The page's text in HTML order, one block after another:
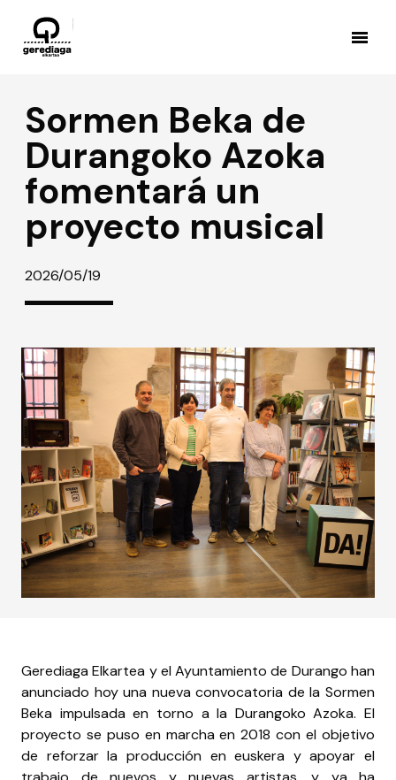
Sormen Beka de
Durangoko Azoka
fomentará un
proyecto musical
2026/05/19
Gerediaga Elkartea y el Ayuntamiento de Durango han
anunciado hoy una nueva convocatoria de la Sormen
Beka impulsada en torno a la Durangoko Azoka. El
proyecto se puso en marcha en 2018 con el objetivo
de reforzar la producción en euskera y apoyar el